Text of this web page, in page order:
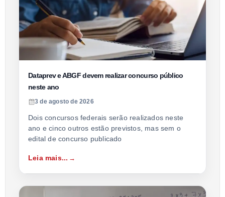
Dataprev e ABGF devem realizar concurso público
neste ano
3 de agosto de 2026
Dois concursos federais serão realizados neste
ano e cinco outros estão previstos, mas sem o
edital de concurso publicado
Leia mais...